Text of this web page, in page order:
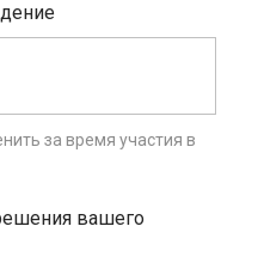
за время участия в
вашего